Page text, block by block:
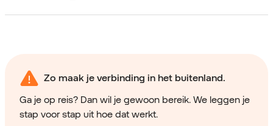
Zo maak je verbinding in het buitenland.
Ga je op reis? Dan wil je gewoon bereik. We leggen je
stap voor stap uit hoe dat werkt.